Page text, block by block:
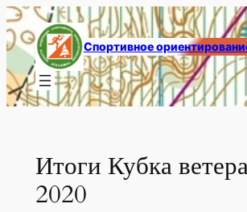
Перейти
к
содержимому
Спортивное
Итоги Кубка
2020